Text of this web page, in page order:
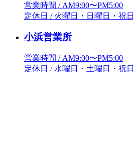
営業時間 / AM9:00〜PM5:00
定休日 / 火曜日・日曜日・祝日
小浜営業所
営業時間 / AM9:00〜PM5:00
定休日 / 水曜日・土曜日・祝日